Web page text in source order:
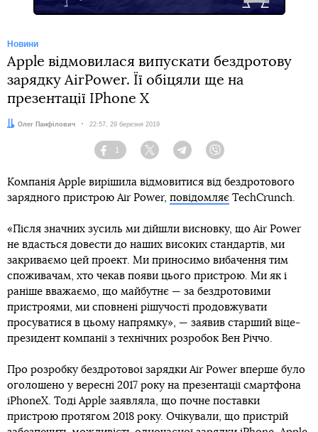
Новини
Apple відмовилася випускати бездротову
зарядку AirPower. Її обіцяли ще на
презентації IPhone X
Автор:
Олег Панфілович Дата:
22:57, 29 березня 2019
Facebook
1
Twitter TelegramViber
Компанія Apple вирішила відмовитися від бездротового
зарядного пристрою Air Power, повідомляє TechCrunch.
«Після значних зусиль ми дійшли висновку, що Air Power
не вдасться довести до наших високих стандартів, ми
закриваємо цей проект. Ми приносимо вибачення тим
споживачам, хто чекав появи цього пристрою. Ми як і
раніше вважаємо, що майбутнє — за бездротовими
пристроями, ми сповнені рішучості продовжувати
просуватися в цьому напрямку», — заявив старший віце-
президент компанії з технічних розробок Вен Річчо.
Про розробку бездротової зарядки Air Power вперше було
оголошено у вересні 2017 року на презентації смартфона
iPhoneX. Тоді Apple заявляла, що почне поставки
пристрою протягом 2018 року. Очікували, що пристрій